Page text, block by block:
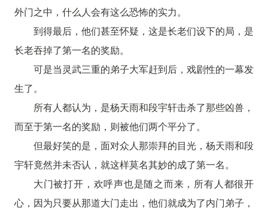
外门之中，什么人会有这么恐怖的实力。
到得最后，他们甚至怀疑，这是长老们设下的局，是
长老吞掉了第一名的奖励。
可是当灵武三重的弟子大军赶到后，戏剧性的一幕发
生了。
所有人都认为，是杨天雨和段宇轩击杀了那些凶兽，
而至于第一名的奖励，则被他们两个平分了。
但最好笑的是，面对众人那崇拜的目光，杨天雨和段
宇轩竟然并未否认，就这样莫名其妙的成了第一名。
大门被打开，欢呼声也是随之而来，所有人都很开
心，因为只要从那道大门走出，他们就成为了内门弟子，